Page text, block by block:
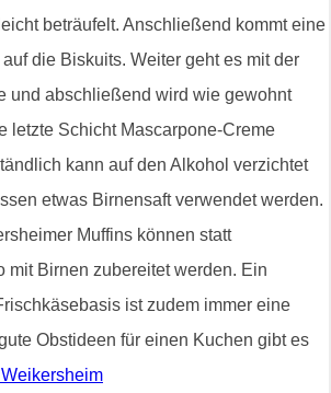
beträufelt. Anschließend kommt eine
die Biskuits. Weiter geht es mit der
und abschließend wird wie gewohnt
letzte Schicht Mascarpone-Creme
kann auf den Alkohol verzichtet
etwas Birnensaft verwendet werden.
Muffins können statt
mit Birnen zubereitet werden. Ein
ist zudem immer eine
Obstideen für einen Kuchen gibt es